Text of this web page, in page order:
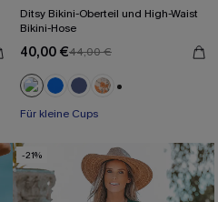
Ditsy Bikini-Oberteil und High-Waist
Bikini-Hose
40,00 €44,00 €
Für kleine Cups
-21%